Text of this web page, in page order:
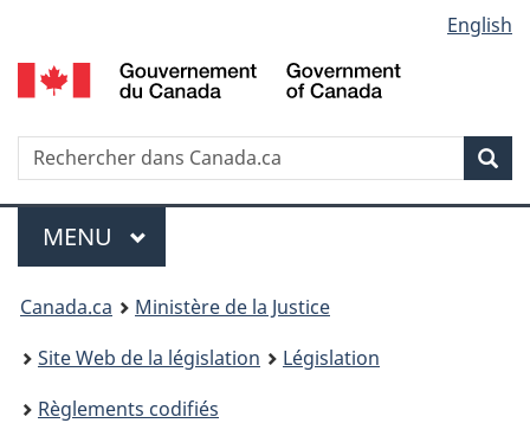
au
contenu
propos
de
la
HTML
simplifiée
selection
English
Recherche
Menu
MENU PRINCIPAL
You
are
here:
Canada.ca
Ministère de la Justice
Site Web de la législation
Législation
Règlements codifiés